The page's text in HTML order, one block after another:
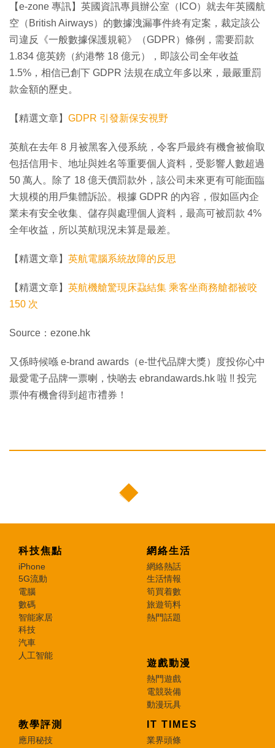
【e-zone 專訊】英國資訊專員辦公室（ICO）就去年英國航
空（British Airways）的數據洩漏事件終有定案，裁定該公
司違反《一般數據保護規範》（GDPR）條例，需要罰款
1.834 億英鎊（約港幣 18 億元），即該公司全年收益
1.5%，相信已創下 GDPR 法規在成立年多以來，最嚴重罰
款金額的歷史。
【精選文章】 GDPR 引發新保安視野
英航在去年 8 月被黑客入侵系統，令客戶最終有機會被偷取
包括信用卡、地址與姓名等重要個人資料，受影響人數超過
50 萬人。除了 18 億天價罰款外，該公司未來更有可能面臨
大規模的用戶集體訴訟。根據 GDPR 的內容，假如區內企
業未有安全收集、儲存與處理個人資料，最高可被罰款 4%
全年收益，所以英航現況未算是最差。
【精選文章】 英航電腦系統故障的反思
【精選文章】 英航機艙驚現床蝨結集 乘客坐商務艙都被咬
150 次
Source：ezone.hk
又係時候喺 e-brand awards（e-世代品牌大獎）度投你心中
最愛電子品牌一票喇，快啲去 ebrandawards.hk 啦 !! 投完
票仲有機會得到超市禮券！
科技焦點
iPhone
5G流動
電腦
數碼
智能家居
科技
汽車
人工智能
網絡生活
網絡熱話
生活情報
筍買着數
旅遊筍料
熱門話題
遊戲動漫
熱門遊戲
電競裝備
動漫玩具
教學評測
應用秘技
IT TIMES
業界頭條